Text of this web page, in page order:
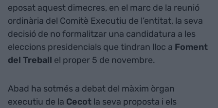
eposat aquest dimecres, en el marc de la reunió
ordinària del Comitè Executiu de l’entitat, la seva
decisió de no formalitzar una candidatura a les
eleccions presidencials que tindran lloc a Foment
del Treball el proper 5 de novembre.
Abad ha sotmés a debat del màxim òrgan
executiu de la Cecot la seva proposta i els